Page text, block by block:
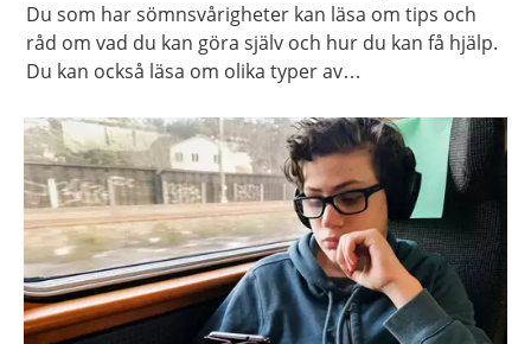
Du som har sömnsvårigheter kan läsa om tips och
råd om vad du kan göra själv och hur du kan få hjälp.
Du kan också läsa om olika typer av
avslappningsövningar.